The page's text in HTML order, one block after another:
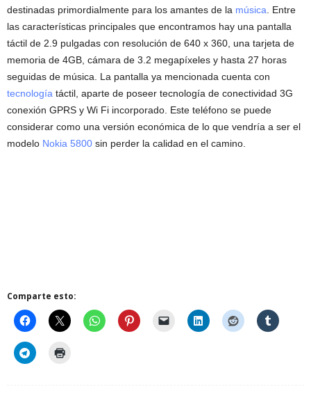
destinadas primordialmente para los amantes de la música . Entre
las características principales que encontramos hay una pantalla
táctil de 2.9 pulgadas con resolución de 640 x 360, una tarjeta de
memoria de 4GB, cámara de 3.2 megapíxeles y hasta 27 horas
seguidas de música. La pantalla ya mencionada cuenta con
tecnología táctil, aparte de poseer tecnología de conectividad 3G
conexión GPRS y Wi Fi incorporado. Este teléfono se puede
considerar como una versión económica de lo que vendría a ser el
modelo Nokia 5800 sin perder la calidad en el camino.
Comparte esto: